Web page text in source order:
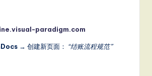
paradigm.com
→ 创建新页面： “结账流程规范”